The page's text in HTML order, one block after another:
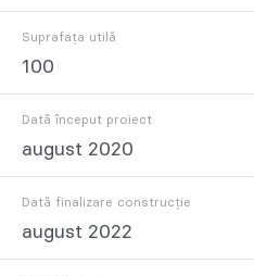
Suprafața utilă
100
Dată început proiect
august 2020
Dată finalizare construcție
august 2022